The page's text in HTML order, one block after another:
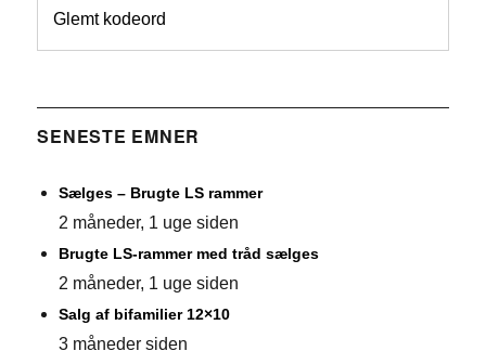
Glemt kodeord
SENESTE EMNER
Sælges – Brugte LS rammer
2 måneder, 1 uge siden
Brugte LS-rammer med tråd sælges
2 måneder, 1 uge siden
Salg af bifamilier 12×10
3 måneder siden